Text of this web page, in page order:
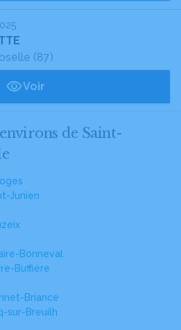
(87)
Voir
de Saint-
Junien
Bonneval
Buffière
Briance
sur-Breuilh